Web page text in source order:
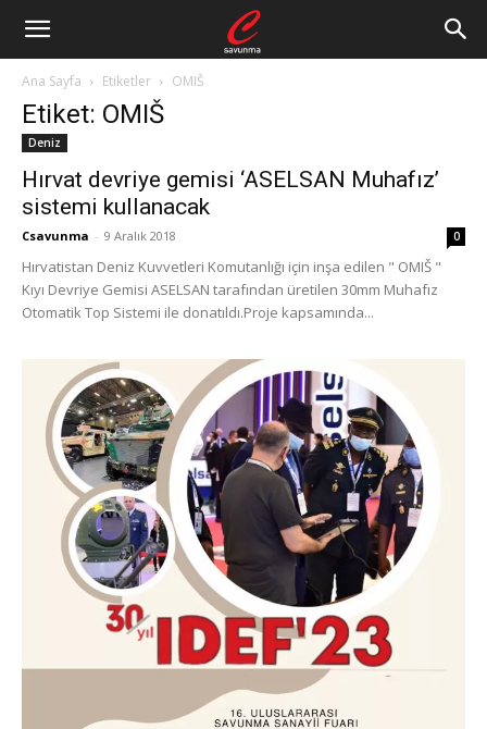
Ana Sayfa Etiketler OMIŠ
Etiket: OMIŠ
Deniz
Hırvat devriye gemisi ‘ASELSAN Muhafız’
sistemi kullanacak
Csavunma - 9 Aralık 2018 0
Hırvatistan Deniz Kuvvetleri Komutanlığı için inşa edilen " OMIŠ "
Kıyı Devriye Gemisi ASELSAN tarafından üretilen 30mm Muhafız
Otomatik Top Sistemi ile donatıldı.Proje kapsamında...